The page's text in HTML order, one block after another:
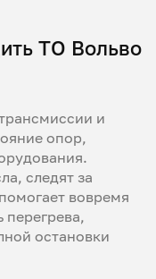
ТО Вольво
и
опор,
следят за
вовремя
перегрева,
остановки